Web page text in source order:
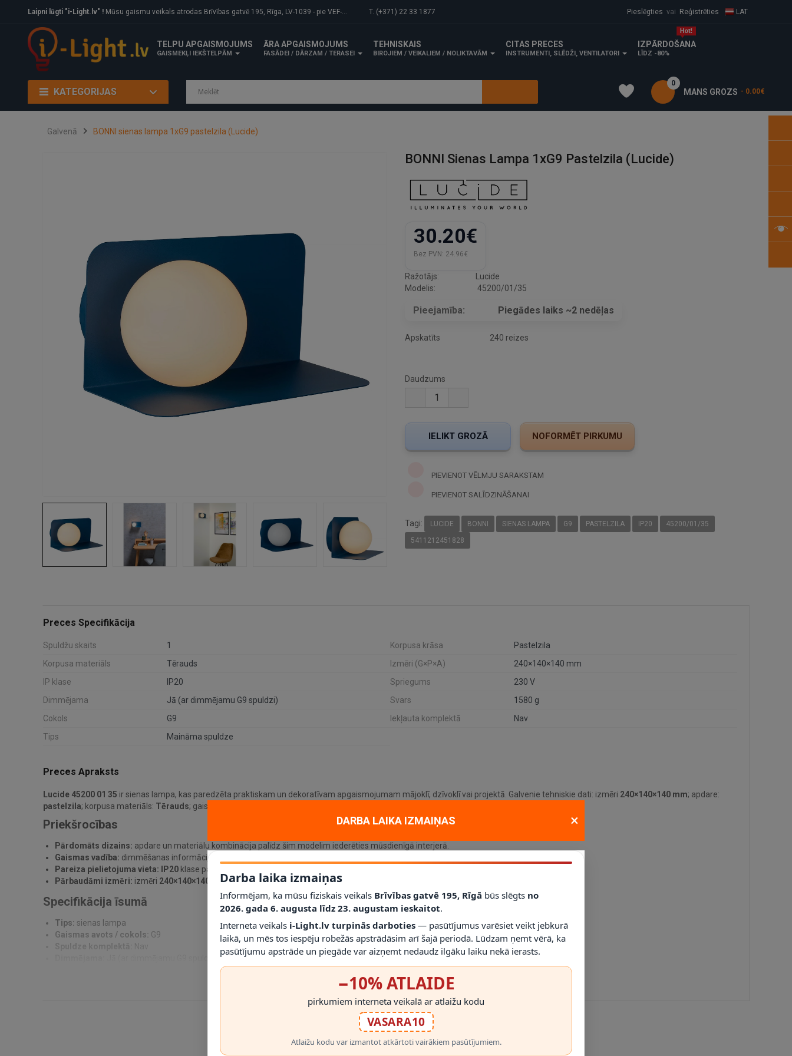
Laipni lūgti "i-Light.lv" ! Mūsu gaismu veikals atrodas Brīvības gatvē 195, Rīga, LV-1039 - pie VEF-Gaisa tilta. T. (+371) 22 33 1877 Pieslēgties vai Reģistrēties LAT
TELPU APGAISMOJUMS
GAISMEKĻI IEKŠTELPĀM
ĀRA APGAISMOJUMS
FASĀDEI / DĀRZAM / TERASEI
TEHNISKAIS
BIROJIEM / VEIKALIEM / NOLIKTAVĀM
CITAS PRECES
INSTRUMENTI, SLĒDŽI, VENTILATORI
IZPĀRDOŠANA
LĪDZ -80%
KATEGORIJAS MANS GROZS
0
- 0.00€
Galvenā BONNI sienas lampa 1xG9 pastelzila (Lucide)
BONNI Sienas Lampa 1xG9 Pastelzila (Lucide)
30.20€
Bez PVN: 24.96€
Ražotājs:
Lucide
Modelis:
45200/01/35
Pieejamība: Piegādes laiks ~2 nedēļas
Apskatīts 240 reizes
Daudzums
PIEVIENOT VĒLMJU SARAKSTAM
PIEVIENOT SALĪDZINĀŠANAI
Tagi: LUCIDE BONNI SIENAS LAMPA G9 PASTELZILA IP20
45200/01/35
5411212451828
Preces Specifikācija
Spuldžu skaits 1 Korpusa krāsa
Pastelzila
Korpusa materiāls
Tērauds Izmēri (G×P×A)
240×140×140 mm
IP klase
IP20 Spriegums
230 V
Dimmējama
Jā (ar dimmējamu G9 spuldzi) Svars
1580 g
Cokols
G9 Iekļauta komplektā
Nav
Tips
Maināma spuldze
Preces Apraksts
Lucide 45200 01 35 ir sienas lampa, kas paredzēta praktiskam un dekoratīvam apgaismojumam mājoklī, dzīvoklī vai projektā. Galvenie tehniskie dati: izmēri 240×140×140 mm; apdare:
pastelzila; korpusa materiāls: Tērauds; gaismas avots / cokols
Priekšrocības
Pārdomāts dizains: apdare un materiālu kombinācija palīdz šim modelim iederēties mūsdienīgā interjerā.
Gaismas vadība: dimmēšanas informācija norādīta kā
Pareiza pielietojuma vieta:
IP20 klase palīdz noteikt, kur gaismekli drīkst droši izmantot.
Pārbaudāmi izmēri: izmēri 240×140×140 mmļauj pirms montāžas novērtēt proporcijas un novietojumu.
Specifikācija īsumā
Tips: sienas lampa
Gaismas avots / cokols: G9
RĀDĪT VAIRĀK
DARBA LAIKA IZMAIŅAS ×
Darba laika izmaiņas
Informējam, ka mūsu fiziskais veikals Brīvības gatvē 195, Rīgā būs slēgts no
2026. gada 6. augusta līdz 23. augustam ieskaitot.
Interneta veikals i-Light.lv turpinās darboties — pasūtījumus varēsiet veikt jebkurā
laikā, un mēs tos iespēju robežās apstrādāsim arī šajā periodā. Lūdzam ņemt vērā, ka
pasūtījumu apstrāde un piegāde var aizņemt nedaudz ilgāku laiku nekā ierasts.
−10% ATLAIDE
pirkumiem interneta veikalā ar atlaižu kodu
VASARA10
Atlaižu kodu var izmantot atkārtoti vairākiem pasūtījumiem.